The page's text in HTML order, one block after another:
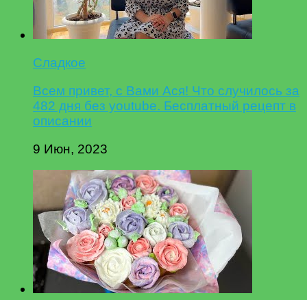
Сладкое
Всем привет, с Вами Ася! Что случилось за
482 дня без youtube. Бесплатный рецепт в
описании
9 Июн, 2023